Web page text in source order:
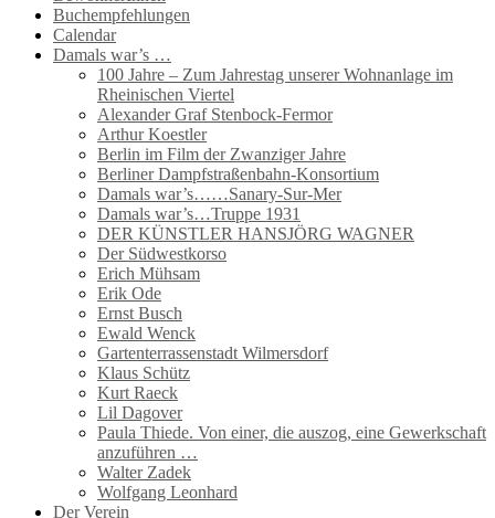
Buchempfehlungen
Calendar
Damals war’s …
100 Jahre – Zum Jahrestag unserer Wohnanlage im
Rheinischen Viertel
Alexander Graf Stenbock-Fermor
Arthur Koestler
Berlin im Film der Zwanziger Jahre
Berliner Dampfstraßenbahn-Konsortium
Damals war’s……Sanary-Sur-Mer
Damals war’s…Truppe 1931
DER KÜNSTLER HANSJÖRG WAGNER
Der Südwestkorso
Erich Mühsam
Erik Ode
Ernst Busch
Ewald Wenck
Gartenterrassenstadt Wilmersdorf
Klaus Schütz
Kurt Raeck
Lil Dagover
Paula Thiede. Von einer, die auszog, eine Gewerkschaft
anzuführen …
Walter Zadek
Wolfgang Leonhard
Der Verein